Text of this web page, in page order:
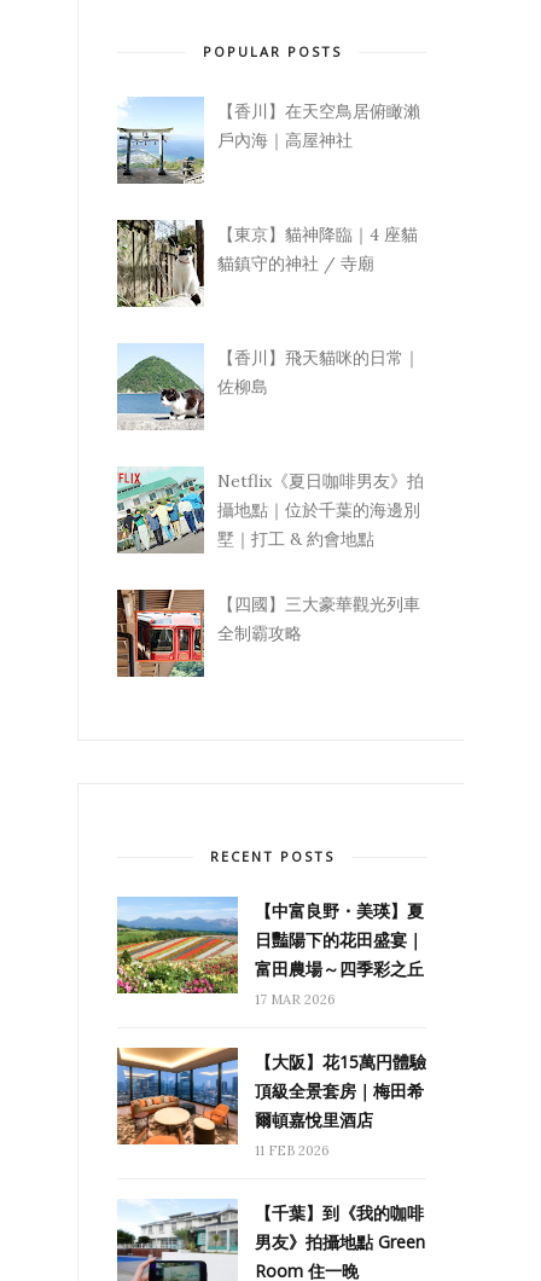
POPULAR POSTS
【香川】在天空鳥居俯瞰瀨
戶內海｜高屋神社
【東京】貓神降臨｜4 座貓
貓鎮守的神社 / 寺廟
【香川】飛天貓咪的日常｜
佐柳島
Netflix《夏日咖啡男友》拍
攝地點｜位於千葉的海邊別
墅｜打工 & 約會地點
【四國】三大豪華觀光列車
全制霸攻略
RECENT POSTS
【中富良野・美瑛】夏
日豔陽下的花田盛宴｜
富田農場～四季彩之丘
17 MAR 2026
【大阪】花15萬円體驗
頂級全景套房｜梅田希
爾頓嘉悅里酒店
11 FEB 2026
【千葉】到《我的咖啡
男友》拍攝地點 Green
Room 住一晚